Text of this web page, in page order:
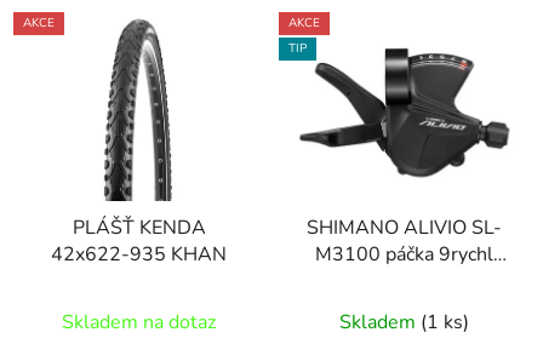
AKCE
PLÁŠŤ KENDA
42x622-935 KHAN
Skladem na dotaz
AKCE
TIP
SHIMANO ALIVIO SL-
M3100 páčka 9rychl
Skladem (1 ks)